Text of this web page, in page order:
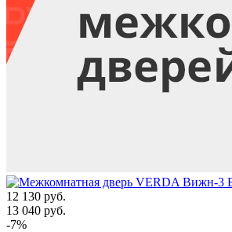
12 130 руб.
13 040 руб.
-7%